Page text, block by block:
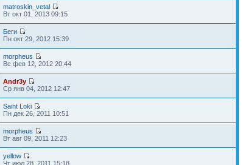
matroskin_vetal
Вт окт 01, 2013 09:15
Беги
Пн окт 29, 2012 15:39
morpheus
Вс фев 12, 2012 20:44
Andr3y
Ср янв 04, 2012 12:47
Saint Loki
Пн дек 26, 2011 10:51
morpheus
Вт авг 09, 2011 12:23
yellow
Чт июл 28, 2011 15:18